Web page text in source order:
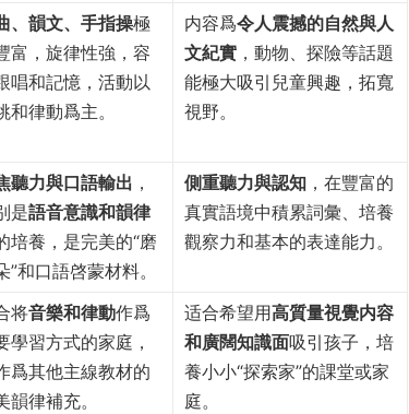
、韻文、手指操極
富，旋律性強，容
唱和記憶，活動以
和律動爲主。
内容爲令人震撼的自然與人
文紀實 ，動物、探險等話題
能極大吸引兒童興趣，拓寬
視野。
聽力與口語輸出 ，
是語音意識和韻律
培養，是完美的“磨
”和口語啓蒙材料。
側重聽力與認知 ，在豐富的
真實語境中積累詞彙、培養
觀察力和基本的表達能力。
将音樂和律動作爲
學習方式的家庭，
爲其他主線教材的
韻律補充。
适合希望用高質量視覺内容
和廣闊知識面吸引孩子，培
養小小“探索家”的課堂或家
庭。